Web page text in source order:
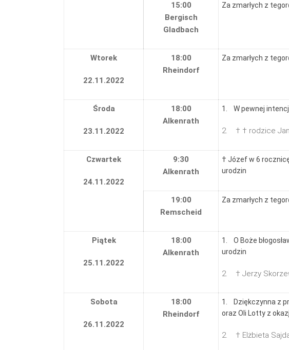
15:00
Bergisch
Gladbach
Za zmarłych z
Wtorek
22.11.2022
18:00
Rheindorf
Za zmarłych z
Środa
23.11.2022
18:00
Alkenrath
1. W pewnej
2. † † rodzice
Czwartek
24.11.2022
9:30
Alkenrath
† Józef w 6
urodzin
19:00
Remscheid
Za zmarłych z
Piątek
25.11.2022
18:00
Alkenrath
1. O Boże
urodzin
2. † Jerzy
Sobota
26.11.2022
18:00
Rheindorf
1. Dziękczynna z
oraz Oli Lotty z
2. † Elżbieta